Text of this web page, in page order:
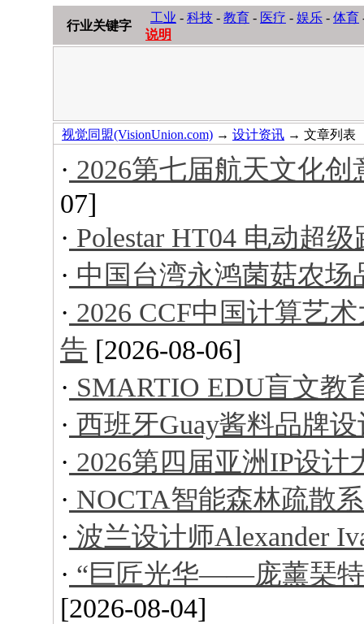
行业关键字
工业 - 科技 - 教育 - 医疗 - 娱乐 - 体育
说明
视觉同盟(VisionUnion.com) → 设计资讯 → 文章列表
· 2026第七届航天文化
07]
· Polestar HT04 电动超级
· 中国台湾永鸿菌菇农场
· 2026 CCF中国计算艺
告 [2026-08-06]
· SMARTIO EDU盲文教
· 西班牙Guay酱料品牌设
· 2026第四届亚洲IP设计
· NOCTA智能森林疏散
· 波兰设计师Alexander
· “巨匠光华——庞薰琹特
[2026-08-04]